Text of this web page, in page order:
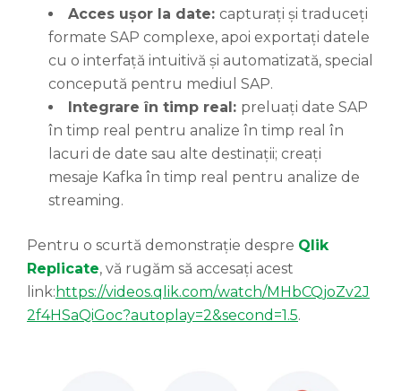
Acces ușor la date: capturați și traduceți
formate SAP complexe, apoi exportați datele
cu o interfață intuitivă și automatizată, special
concepută pentru mediul SAP.
Integrare în timp real: preluați date SAP
în timp real pentru analize în timp real în
lacuri de date sau alte destinații; creați
mesaje Kafka în timp real pentru analize de
streaming.
Pentru o scurtă demonstrație despre Qlik
Replicate, vă rugăm să accesați acest
link: https://videos.qlik.com/watch/MHbCQjoZv2J
2f4HSaQiGoc?autoplay=2&second=1.5.